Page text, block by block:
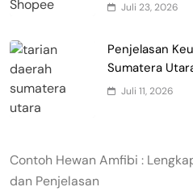
Juli 23, 2026
Penjelasan
Sumatera
Juli 11, 2026
Contoh Hewan Amfibi :
dan Penjelasan